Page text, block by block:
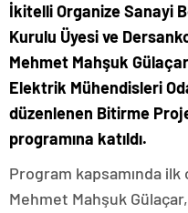
İkitelli Organize Sanayi
Kurulu Üyesi ve
Mehmet Mahşuk
Elektrik Mühendisleri
düzenlenen Bitirme
programına katıldı.
Program kapsamında ilk
Mehmet Mahşuk